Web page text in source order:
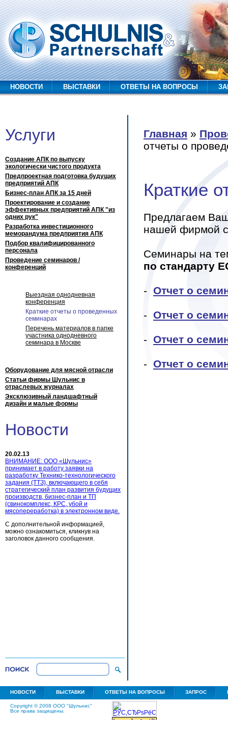
отчеты о проведенных семинарах
НОВОСТИ ВЫСТАВКИ ОТВЕТЫ НА ВОПРОСЫ
Услуги
Создание АПК по выпуску
экологически чистого продукта
Предпроектная подготовка будущих
предприятий АПК
Бизнес-план АПК за 15 дней
Проектирование и создание
эффективных предприятий АПК "из
одних рук"
Разработка инвестиционного
меморандума предприятия АПК
Подбор квалифицированного
персонала
Проведение семинаров /
конференций
Выездная однодневная
конференция
Краткие отчеты о проведенных
семинарах
Перечень материалов в папке
участника однодневного
семинара в Москве
Оборудование для мясной отрасли
Статьи фирмы Шульнис в
отраслевых журналах
Эксклюзивный ландшафтный
дизайн и малые формы
Новости
20.02.13
ВНИМАНИЕ: ООО «Шульнис»
принимает в работу заявки на
разработку Технико-технологического
задания (ТТЗ), включающего в себя
стратегический план развития будущих
производств, бизнес-план и ТП
(свинокомплекс, КРС, убой и
мясопереработка) в электронном виде.
С дополнительной информацией,
можно ознакомиться, кликнув на
заголовок данного сообщения.
Вы здесь
Главная »
отчеты о
Краткие
Предлагаем
нашей фирмой
Семинары на
по стандарту
- Отчет о
- Отчет о
- Отчет о
- Отчет о
НОВОСТИ ВЫСТАВКИ ОТВЕТЫ НА ВОПРОСЫ ЗАПРОС
Copyright © 2008 ООО "Шульнис"
Все права защищены.